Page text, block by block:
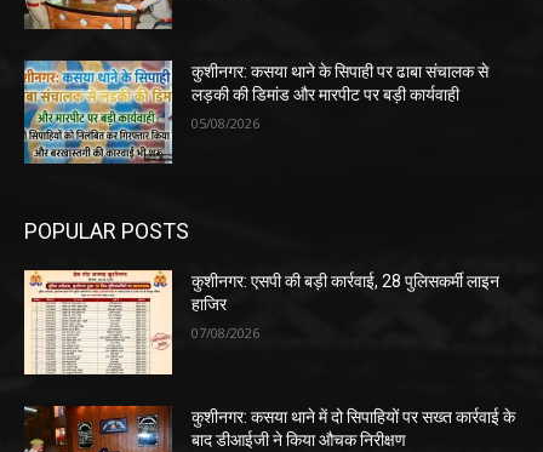
कुशीनगर: कसया थाने के सिपाही पर ढाबा संचालक से
लड़की की डिमांड और मारपीट पर बड़ी कार्यवाही
05/08/2026
POPULAR POSTS
कुशीनगर: एसपी की बड़ी कार्रवाई, 28 पुलिसकर्मी लाइन
हाजिर
07/08/2026
कुशीनगर: कसया थाने में दो सिपाहियों पर सख्त कार्रवाई के
बाद डीआईजी ने किया औचक निरीक्षण